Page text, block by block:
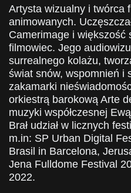
Artysta wizualny i twórca
animowanych.
Camerimage i większość
filmowiec. Jego
surrealnego kolażu,
świat snów, wspomnień i
zakamarki
orkiestrą barokową Arte
muzyki współczesnej
Brał udział w licznych
m.in: SP Urban Digital
Brasil in Barcelona,
Jena Fulldome Festival
2022.